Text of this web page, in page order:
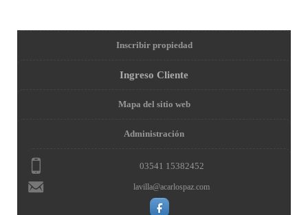
Inscribir propiedad
Ingreso Cliente
Mapa del sitio web
Administración
03541 15382452
lavilla@acarlospaz.com